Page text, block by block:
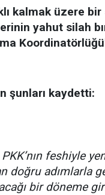
kalmak üzere bir
yahut silah
şunları kaydetti:
feshiyle
doğru adımlarla
bir döneme